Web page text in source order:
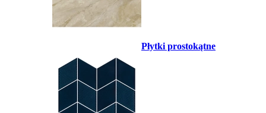
Płytki prostokątne